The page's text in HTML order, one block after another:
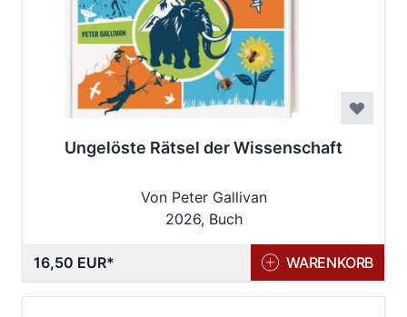
Ungelöste Rätsel der Wissenschaft
Von Peter Gallivan
2026, Buch
16,50 EUR WARENKORB